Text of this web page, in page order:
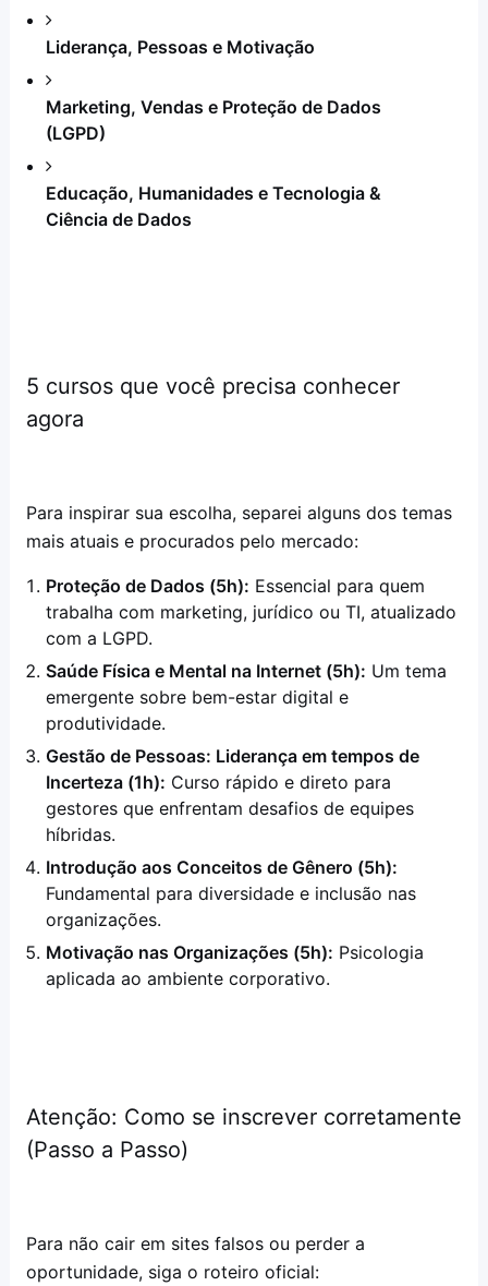
Liderança, Pessoas e Motivação
Marketing, Vendas e Proteção de Dados
(LGPD)
Educação, Humanidades e Tecnologia &
Ciência de Dados
5 cursos que você precisa conhecer
agora
Para inspirar sua escolha, separei alguns dos temas
mais atuais e procurados pelo mercado:
Proteção de Dados (5h): Essencial para quem
trabalha com marketing, jurídico ou TI, atualizado
com a LGPD.
Saúde Física e Mental na Internet (5h): Um tema
emergente sobre bem-estar digital e
produtividade.
Gestão de Pessoas: Liderança em tempos de
Incerteza (1h): Curso rápido e direto para
gestores que enfrentam desafios de equipes
híbridas.
Introdução aos Conceitos de Gênero (5h):
Fundamental para diversidade e inclusão nas
organizações.
Motivação nas Organizações (5h): Psicologia
aplicada ao ambiente corporativo.
Atenção: Como se inscrever corretamente
(Passo a Passo)
Para não cair em sites falsos ou perder a
oportunidade, siga o roteiro oficial: